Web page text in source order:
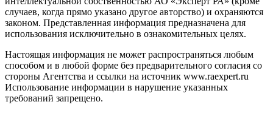
случаев, когда прямо указано другое авторство) и охраняются
законом. Представленная информация предназначена для
использования исключительно в ознакомительных целях.
Настоящая информация не может распространяться любым
способом и в любой форме без предварительного согласия со
стороны Агентства и ссылки на источник www.raexpert.ru
Использование информации в нарушение указанных
требований запрещено.